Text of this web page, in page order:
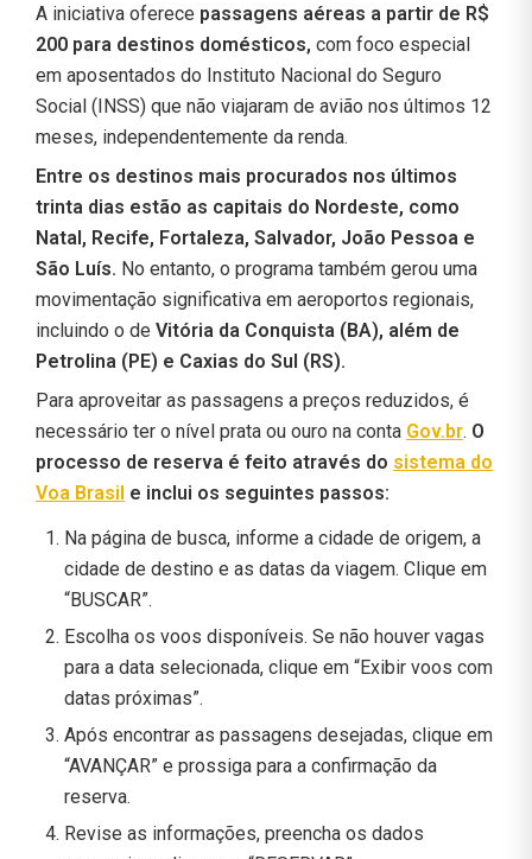
A iniciativa oferece passagens aéreas a partir de R$
200 para destinos domésticos, com foco especial
em aposentados do Instituto Nacional do Seguro
Social (INSS) que não viajaram de avião nos últimos 12
meses, independentemente da renda.
Entre os destinos mais procurados nos últimos
trinta dias estão as capitais do Nordeste, como
Natal, Recife, Fortaleza, Salvador, João Pessoa e
São Luís. No entanto, o programa também gerou uma
movimentação significativa em aeroportos regionais,
incluindo o de Vitória da Conquista (BA), além de
Petrolina (PE) e Caxias do Sul (RS).
Para aproveitar as passagens a preços reduzidos, é
necessário ter o nível prata ou ouro na conta Gov.br. O
processo de reserva é feito através do sistema do
Voa Brasil e inclui os seguintes passos:
Na página de busca, informe a cidade de origem, a
cidade de destino e as datas da viagem. Clique em
“BUSCAR”.
Escolha os voos disponíveis. Se não houver vagas
para a data selecionada, clique em “Exibir voos com
datas próximas”.
Após encontrar as passagens desejadas, clique em
“AVANÇAR” e prossiga para a confirmação da
reserva.
Revise as informações, preencha os dados